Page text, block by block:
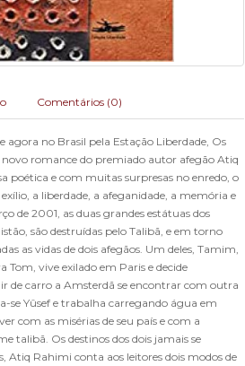
Comentários (0)
agora no Brasil pela Estação Liberdade, Os
novo romance do premiado autor afegão Atiq
poética e com muitas surpresas no enredo, o
a liberdade, a afeganidade, a memória e
de 2001, as duas grandes estátuas dos
são destruídas pelo Talibã, e em torno
as vidas de dois afegãos. Um deles, Tamim,
Tom, vive exilado em Paris e decide
de carro a Amsterdã se encontrar com outra
se Yûsef e trabalha carregando água em
com as misérias de seu país e com a
talibã. Os destinos dos dois jamais se
Atiq Rahimi conta aos leitores dois modos de